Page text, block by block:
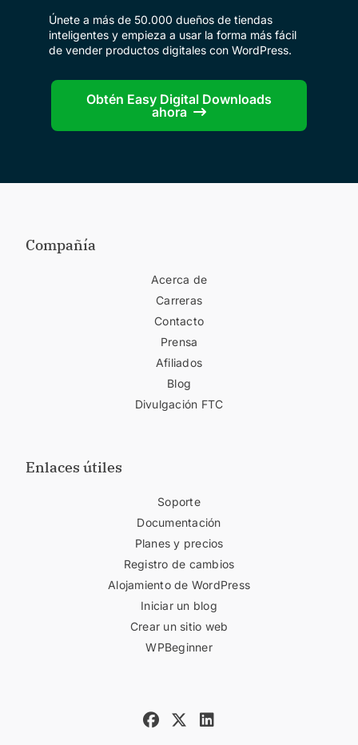
Únete a más de 50.000 dueños de tiendas
inteligentes y empieza a usar la forma más fácil
de vender productos digitales con WordPress.
Obtén Easy Digital Downloads
ahora
Compañía
Acerca de
Carreras
Contacto
Prensa
Afiliados
Blog
Divulgación FTC
Enlaces útiles
Soporte
Documentación
Planes y precios
Registro de cambios
Alojamiento de WordPress
Iniciar un blog
Crear un sitio web
WPBeginner